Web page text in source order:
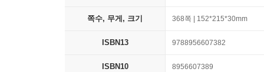
쪽수, 무게, 크기 368쪽 | 152*215*30mm
ISBN13 9788956607382
ISBN10 8956607389